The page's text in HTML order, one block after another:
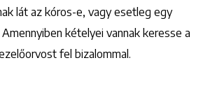
lát az kóros-e, vagy esetleg egy
kételyei vannak keresse a
fel bizalommal.